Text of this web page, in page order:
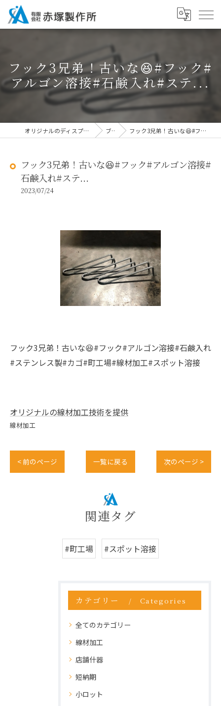
フック3兄弟！古いな😆#フック#
アルゴン溶接#石鹸入れ#ステ...
オリジナルのディスプレイなら有限会社赤塚製作所 ブログ フック3兄弟！古いな😆#フック#アルゴン溶接#石鹸入れ#ステ...
フック3兄弟！古いな😆#フック#アルゴン溶接#
石鹸入れ#ステ...
2023/07/24
フック3兄弟！古いな😆#フック#アルゴン溶接#石鹸入れ
#ステンレス製#カゴ#町工場#線材加工#スポット溶接
オリジナルの線材加工技術を提供
線材加工
< 前のページ 一覧に戻る 次のページ >
関連タグ
#町工場 #スポット溶接
カテゴリー Categories
全てのカテゴリー
線材加工
店舗什器
短納期
小ロット